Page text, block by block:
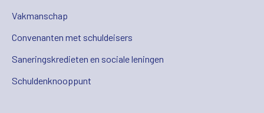
Vakmanschap
Convenanten met schuldeisers
Saneringskredieten en sociale leningen
Schuldenknooppunt